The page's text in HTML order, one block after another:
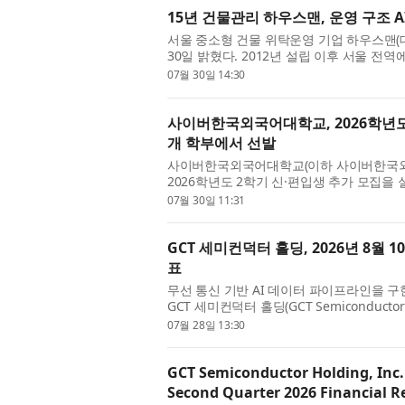
15년 건물관리 하우스맨, 운영 구조
서울 중소형 건물 위탁운영 기업 하우스맨
30일 밝혔다. 2012년 설립 이후 서울 전역
회사가 현장에서 쌓아 온 업무 절차를 시
07월 30일 14:30
사이버한국외국어대학교, 2026학년
개 학부에서 선발
사이버한국외국어대학교(이하 사이버한
2026학년도 2학기 신·편입생 추가 모집을
정이 100% 온라인으로 운영돼 일과 학습
07월 30일 11:31
GCT 세미컨덕터 홀딩, 2026년 8월
표
무선 통신 기반 AI 데이터 파이프라인을
GCT 세미컨덕터 홀딩(GCT
GCTS)은 2026년 6월 30일 마감된 2분기
07월 28일 13:30
GCT Semiconductor Holding,
Second Quarter 2026 Financial